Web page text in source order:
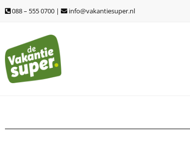
Ga
inhoud
088 – 555 0700 | info@vakantiesuper.nl